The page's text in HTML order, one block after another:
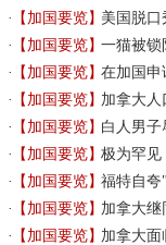
【加国要览】美国脱
【加国要览】一猫被锁
【加国要览】在加国申
【加国要览】加拿大人
【加国要览】白人男
【加国要览】极为罕见
【加国要览】福特自夸
【加国要览】加拿大继
【加国要览】加拿大面